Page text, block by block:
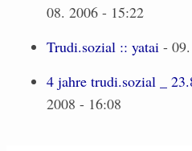
08. 2006 - 15:22
Trudi.sozial :: yatai -
4 jahre trudi.sozial _
2008 - 16:08